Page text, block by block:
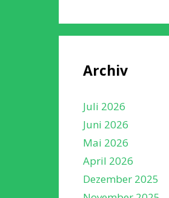
Archiv
Juli 2026
Juni 2026
Mai 2026
April 2026
Dezember 2025